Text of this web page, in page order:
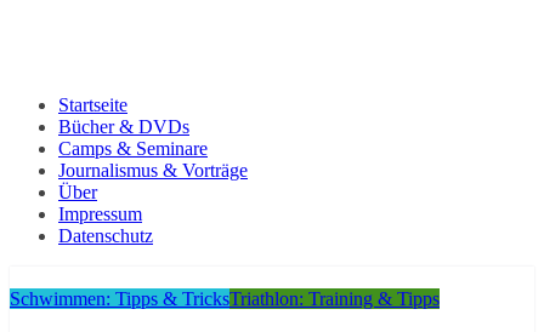
Startseite
Bücher & DVDs
Camps & Seminare
Journalismus & Vorträge
Über
Impressum
Datenschutz
Schwimmen: Tipps & TricksTriathlon: Training & Tipps